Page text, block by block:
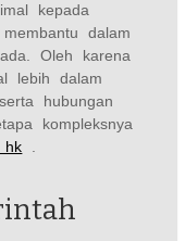
kepada
dalam
Oleh karena
lebih dalam
hubungan
kompleksnya
hk